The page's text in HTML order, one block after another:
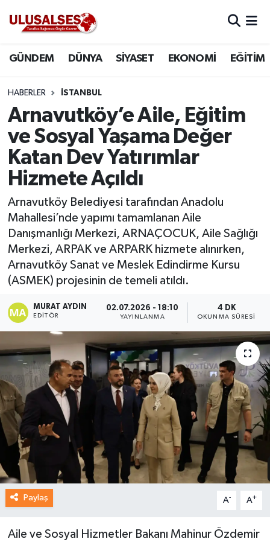
GÜNDEM DÜNYA SİYASET EKONOMİ EĞİTİM
HABERLER İSTANBUL
Arnavutköy’e Aile, Eğitim
ve Sosyal Yaşama Değer
Katan Dev Yatırımlar
Hizmete Açıldı
Arnavutköy Belediyesi tarafından Anadolu
Mahallesi’nde yapımı tamamlanan Aile
Danışmanlığı Merkezi, ARNAÇOCUK, Aile Sağlığı
Merkezi, ARPAK ve ARPARK hizmete alınırken,
Arnavutköy Sanat ve Meslek Edindirme Kursu
(ASMEK) projesinin de temeli atıldı.
MURAT AYDIN
EDITÖR
02.07.2026 - 18:10
YAYINLANMA
4 DK
OKUNMA SÜRESI
Paylaş A- A+
Aile ve Sosyal Hizmetler Bakanı Mahinur Özdemir
DÜNYA
EKONOMİ
SAĞLIK
MAGAZİN
SPOR
Trafik Durumu
Süper Lig Puan Durumu ve Fikstür
Tüm Manşetler
Son Dakika Haberleri
Haber Arşivi